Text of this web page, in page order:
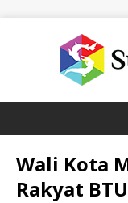
Wali Kota
Rakyat